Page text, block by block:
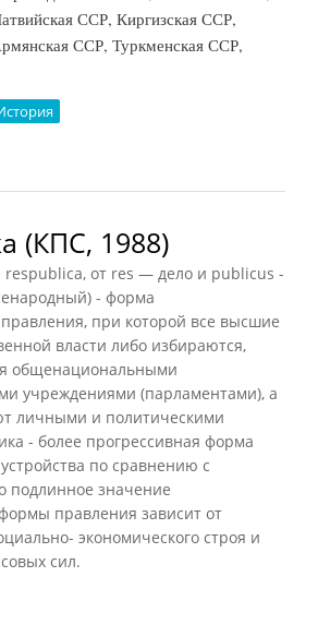
ССР, Киргизская ССР,
ССР, Туркменская ССР,
(КПС, 1988)
от res — дело и publicus -
- форма
правления, при которой все высшие
власти либо избираются,
общенациональными
учреждениями (парламентами), а
личными и политическими
- более прогрессивная форма
по сравнению с
подлинное значение
правления зависит от
экономического строя и
сил.